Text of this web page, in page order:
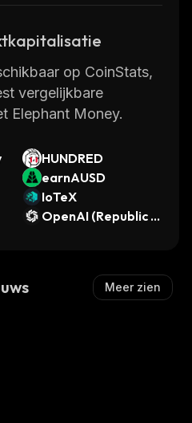
op CoinStats,
vergelijkbare
Elephant Money.
HUNDRED
earnAUSD
IoTeX
OpenAI (Republic P
Meer zien